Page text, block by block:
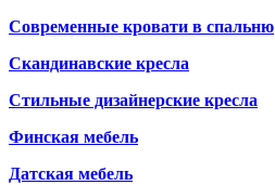
Современные кровати в спальню
Скандинавские кресла
Стильные дизайнерские кресла
Финская мебель
Датская мебель